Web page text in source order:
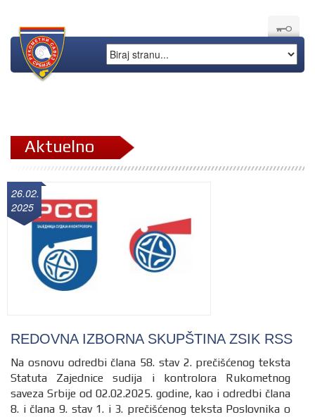
Aktuelno
26.02.
2025
REDOVNA IZBORNA SKUPŠTINA ZSIK RSS
Na osnovu odredbi člana 58. stav 2. prečišćenog teksta
Statuta Zajednice sudija i kontrolora Rukometnog
saveza Srbije od 02.02.2025. godine, kao i odredbi člana
8. i člana 9. stav 1. i 3. prečišćenog teksta Poslovnika o